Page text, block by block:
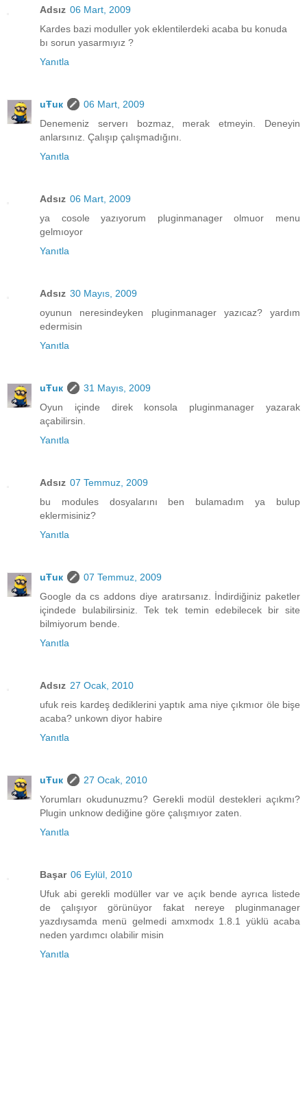
Adsız 06 Mart, 2009
Kardes bazi moduller yok eklentilerdeki acaba bu konuda
bı sorun yasarmıyız ?
Yanıtla
uŦuк
06 Mart, 2009
Denemeniz serverı bozmaz, merak etmeyin. Deneyin
anlarsınız. Çalışıp çalışmadığını.
Yanıtla
Adsız 06 Mart, 2009
ya cosole yazıyorum pluginmanager olmuor menu
gelmıoyor
Yanıtla
Adsız 30 Mayıs, 2009
oyunun neresindeyken pluginmanager yazıcaz? yardım
edermisin
Yanıtla
uŦuк
31 Mayıs, 2009
Oyun içinde direk konsola pluginmanager yazarak
açabilirsin.
Yanıtla
Adsız 07 Temmuz, 2009
bu modules dosyalarını ben bulamadım ya bulup
eklermisiniz?
Yanıtla
uŦuк
07 Temmuz, 2009
Google da cs addons diye aratırsanız. İndirdiğiniz paketler
içindede bulabilirsiniz. Tek tek temin edebilecek bir site
bilmiyorum bende.
Yanıtla
Adsız 27 Ocak, 2010
ufuk reis kardeş dediklerini yaptık ama niye çıkmıor öle bişe
acaba? unkown diyor habire
Yanıtla
uŦuк
27 Ocak, 2010
Yorumları okudunuzmu? Gerekli modül destekleri açıkmı?
Plugin unknow dediğine göre çalışmıyor zaten.
Yanıtla
Başar 06 Eylül, 2010
Ufuk abi gerekli modüller var ve açık bende ayrıca listede
de çalışıyor görünüyor fakat nereye pluginmanager
yazdıysamda menü gelmedi amxmodx 1.8.1 yüklü acaba
neden yardımcı olabilir misin
Yanıtla